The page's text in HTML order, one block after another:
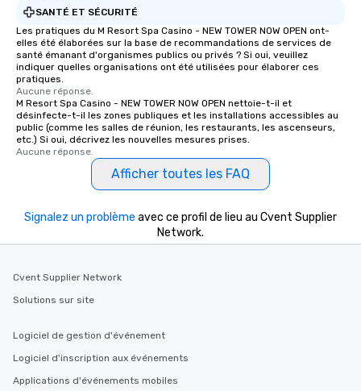
SANTÉ ET SÉCURITÉ
Les pratiques du M Resort Spa Casino - NEW TOWER NOW OPEN ont-
elles été élaborées sur la base de recommandations de services de
santé émanant d'organismes publics ou privés ? Si oui, veuillez
indiquer quelles organisations ont été utilisées pour élaborer ces
pratiques.
Aucune réponse.
M Resort Spa Casino - NEW TOWER NOW OPEN nettoie-t-il et
désinfecte-t-il les zones publiques et les installations accessibles au
public (comme les salles de réunion, les restaurants, les ascenseurs,
etc.) Si oui, décrivez les nouvelles mesures prises.
Aucune réponse.
Afficher toutes les FAQ
Signalez un problème avec ce profil de lieu au Cvent Supplier
Network.
Cvent Supplier Network
Solutions sur site
Logiciel de gestion d'événement
Logiciel d'inscription aux événements
Applications d'événements mobiles